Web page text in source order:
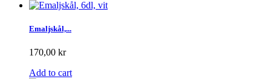
Emaljskål,...
170,00 kr
Add to cart